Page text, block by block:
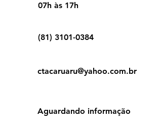
07h às 17h
(81) 3101-0384
ctacaruaru@yahoo.com.br
Aguardando informação